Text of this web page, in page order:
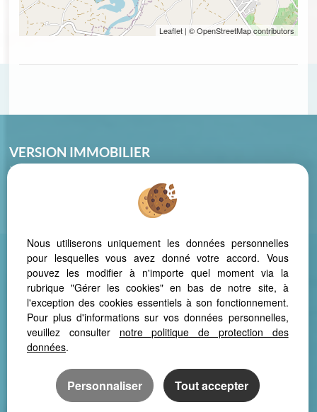
Leaflet | © OpenStreetMap contributors
VERSION IMMOBILIER
La Montagnette – 46, Avenue des cistes
34420 VILLENEUVE LES BEZIERS
Mentions Légales Politique de protection des données
Notre barème d'honoraires
Extranet
votre tablette ou votre smartphone, notre site s’adapte
automatiquement aux différents types d'écrans
Nous utiliserons uniquement les données personnelles
pour lesquelles vous avez donné votre accord. Vous
pouvez les modifier à n'importe quel moment via la
rubrique "Gérer les cookies" en bas de notre site, à
l'exception des cookies essentiels à son fonctionnement.
Pour plus d'informations sur vos données personnelles,
veuillez consulter notre politique de protection des
données.
Personnaliser Tout accepter